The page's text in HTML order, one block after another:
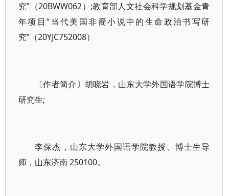
究”（20BWW062）;教育部人文社会科学规划基金青
年项目“当代美国非裔小说中的生命政治书写研
究”（20YJC752008）
〔作者简介〕胡晓岩，山东大学外国语学院博士
研究生;
李保杰，山东大学外国语学院教授、博士生导
师，山东济南 250100。